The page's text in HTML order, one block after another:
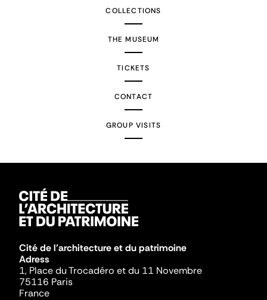
COLLECTIONS
THE MUSEUM
TICKETS
CONTACT
GROUP VISITS
Cité de l'architecture et du patrimoine
Adress
1, Place du Trocadéro et du 11 Novembre
75116 Paris
France